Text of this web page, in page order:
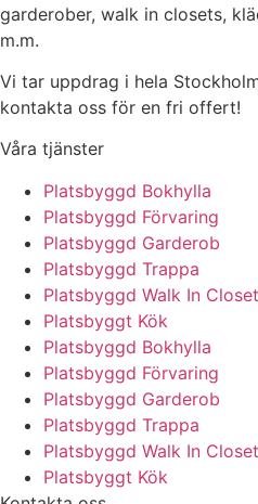
garderober, walk in closets,
m.m.
Vi tar uppdrag i hela
kontakta oss för en fri offert!
Våra tjänster
Platsbyggd Bokhylla
Platsbyggd Förvaring
Platsbyggd Garderob
Platsbyggd Trappa
Platsbyggd Walk In Closet
Platsbyggt Kök
Platsbyggd Bokhylla
Platsbyggd Förvaring
Platsbyggd Garderob
Platsbyggd Trappa
Platsbyggd Walk In Closet
Platsbyggt Kök